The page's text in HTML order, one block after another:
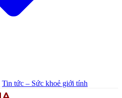
Tin tức – Sức khoẻ giới tính